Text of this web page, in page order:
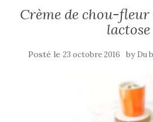
Crème de chou-fleur
lactose
Posté le 23 octobre 2016 by Du